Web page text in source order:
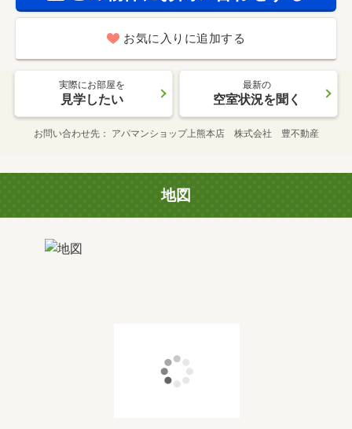
お気に入りに追加する
実際にお部屋を
見学したい
最新の
空室状況を聞く
お問い合わせ先 アパマンショップ上熊本店 株式会社 豊不動産
地図